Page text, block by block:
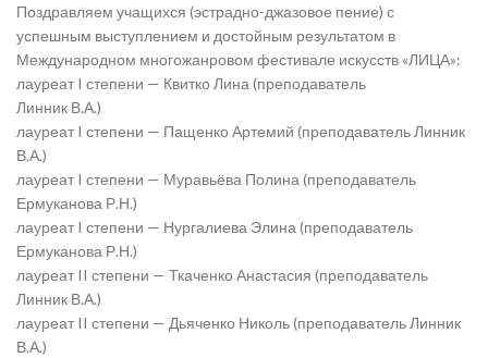
Поздравляем учащихся (эстрадно-джазовое пение) с
успешным выступлением и достойным​ результатом в
Международном многожанровом фестивале искусств «ЛИЦА»:
лауреат I степени —​ Квитко Лина (преподаватель
Линник В.А.)
лауреат I степени —​ Пащенко Артемий (преподаватель Линник
В.А.)
лауреат I степени —​ Муравьёва Полина (преподаватель
Ермуканова Р.Н.)
лауреат I степени —​ Нургалиева Элина​ (преподаватель
Ермуканова Р.Н.)
лауреат II степени —​ Ткаченко Анастасия​ (преподаватель
Линник В.А.)
лауреат II степени — Дьяченко Николь​ (преподаватель Линник
В.А.)